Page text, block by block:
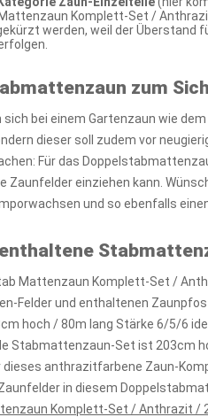
Komplett-Set /
werden, weil der Überstand
zum
sich bei einem Gartenzaun wie
dieser soll zudem vor
Für das
Zaunfelder einziehen kann.
und so ebenfalls
Mattenzaun Komplett-Set /
Felder und enthaltenen
hoch / 80m lang Stärke 6/5/6
Stabmattenzaun-Set ist 203cm
anthrazitfarbene Zaun-
in diesem
Komplett-Set / Anthrazit /